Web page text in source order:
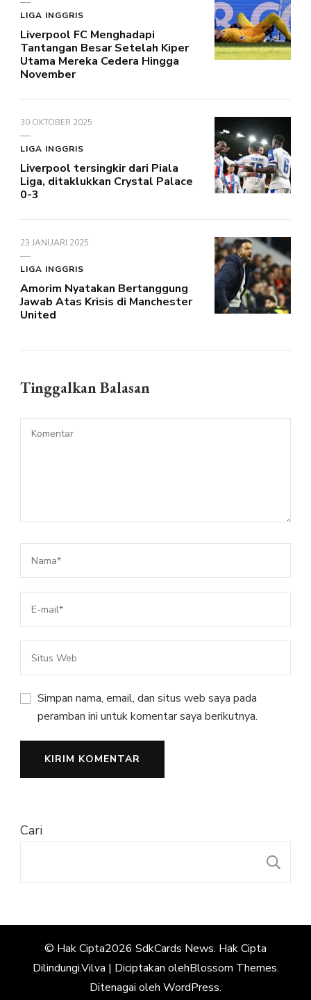
LIGA INGGRIS
Liverpool FC Menghadapi
Tantangan Besar Setelah Kiper
Utama Mereka Cedera Hingga
November
30 OKTOBER 2025
LIGA INGGRIS
Liverpool tersingkir dari Piala
Liga, ditaklukkan Crystal Palace
0-3
23 JANUARI 2025
LIGA INGGRIS
Amorim Nyatakan Bertanggung
Jawab Atas Krisis di Manchester
United
Tinggalkan Balasan
Simpan nama, email, dan situs web saya pada
peramban ini untuk komentar saya berikutnya.
Cari
© Hak Cipta2026 SdkCards News. Hak Cipta
Dilindungi.Vilva | Diciptakan olehBlossom Themes.
Ditenagai oleh WordPress.